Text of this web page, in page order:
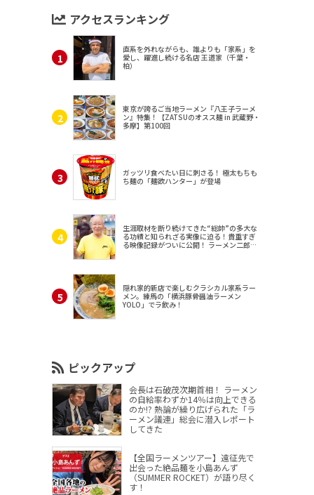
アクセスランキング
直系を外れながらも、誰よりも「家系」を
愛し、躍進し続ける名店 王道家（千葉・
柏）
東京が誇るご当地ラーメン『八王子ラーメ
ン』特集！【ZATSUのオスス麺 in 武蔵野・
多摩】第100回
ガッツリ食べたい日に刺さる！ 極太もちも
ち麺の「麺欲ハンター」が登場
生涯取材を断り続けてきた“総帥”の多大な
る功績と知られざる実像に迫る！貴重すぎ
る映像記録がついに公開！ ラーメン二郎
隠れ家的新店で楽しむクラシカル家系ラー
メン。練馬の「横浜豚骨醤油ラーメン
YOLO」でラ飲み！
ピックアップ
会長は石破茂次期首相！ ラーメン
の自給率わずか14％は向上できる
のか!? 熱論が繰り広げられた「ラ
ーメン議連」総会に潜入レポート
してきた
【全国ラーメンツアー】遠征先で
出会った絶品麺を小島あんず
（SUMMER ROCKET）が語り尽く
す！